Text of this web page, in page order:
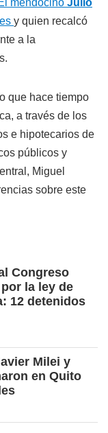
mendocino Julio
y quien recalcó
a la
que hace tiempo
a través de los
e hipotecarios de
públicos y
Miguel
sobre este
Congreso
la ley de
12 detenidos
Milei y
en Quito